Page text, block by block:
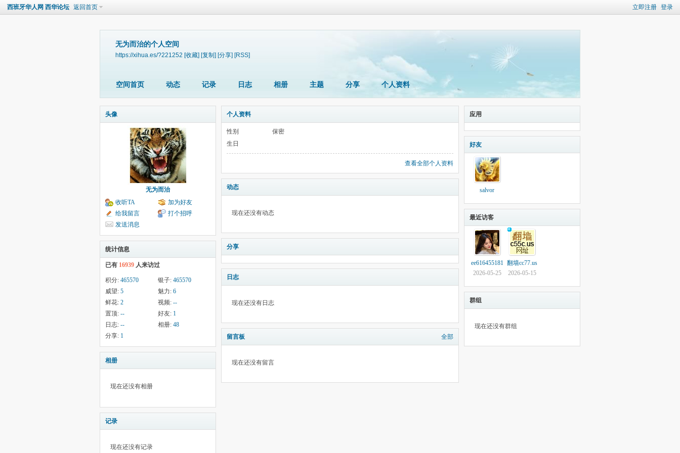
立即注册 登录
西班牙华人网 西华论坛 返回首页
无为而治的个人空间
https://xihua.es/?221252 [收藏] [复制] [分享] [RSS]
空间首页 动态 记录 日志 相册 主题 分享 个人资料
头像
无为而治
收听TA
加为好友
给我留言
打个招呼
发送消息
统计信息
已有 16939 人来访过
积分: 465570 银子: 465570
威望: 5 魅力: 6
鲜花: 2 视频: --
置顶: -- 好友: 1
日志: -- 相册: 48
分享: 1
相册
现在还没有相册
记录
现在还没有记录
个人资料
性别
保密
生日
查看全部个人资料
动态
现在还没有动态
分享
日志
现在还没有日志
留言板 全部
现在还没有留言
应用
好友
salvor
最近访客
ee616455181
2026-05-25
翻墙cc77.us
2026-05-15
群组
现在还没有群组